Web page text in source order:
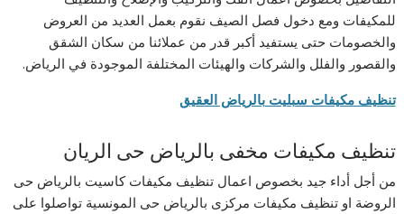
للمكيفات ومع دخول فصل الصيف نقوم بعمل العديد من العروض
والخصومات حتى يستفيد أكبر قدر من عملائنا من سكان الشقق
والقصور والفلل والشركات والهيئات المختلفة الموجودة في الرياض.
تنظيف مكيفات سبليت بالرياض العقيق
تنظيف مكيفات مخفى بالرياض حى الريان
من أجل أداء جيد بخصوص اعمال تنظيف مكيفات كاسيت بالرياض حى
الروضة او تنظيف مكيفات مركزى بالرياض حى المونسية تواصلوا على